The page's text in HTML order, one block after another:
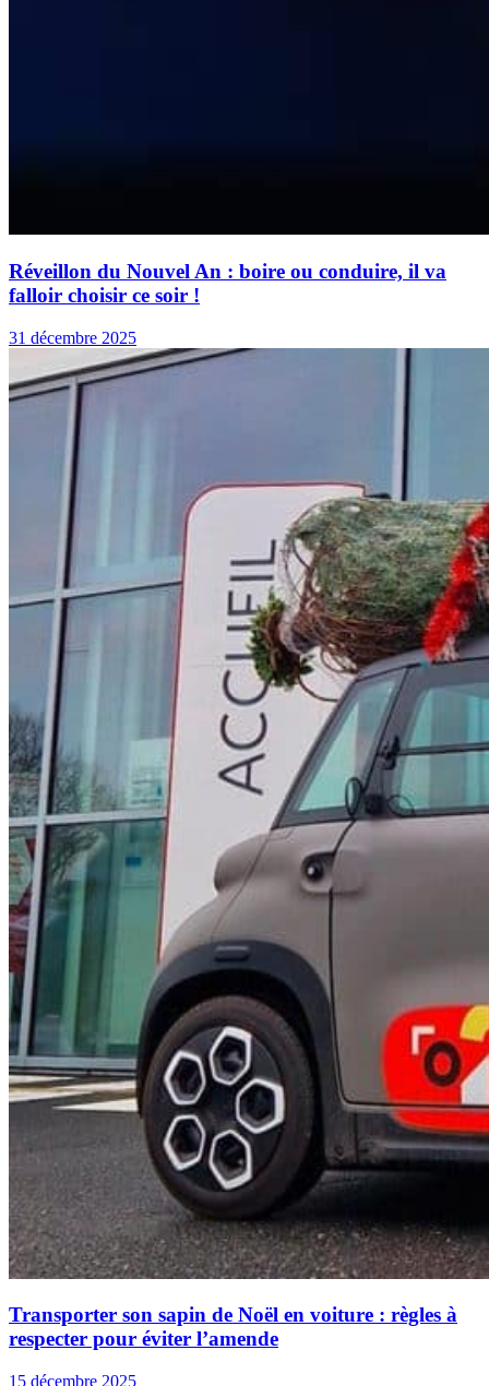
Réveillon du Nouvel An : boire ou conduire, il va
falloir choisir ce soir !
31 décembre 2025
Transporter son sapin de Noël en voiture : règles à
respecter pour éviter l’amende
15 décembre 2025